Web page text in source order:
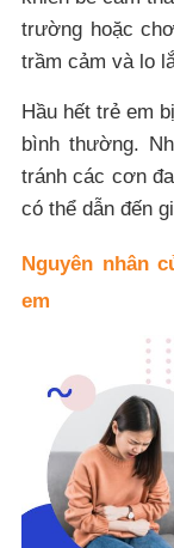
trường hoặc
trầm cảm và lo
Hầu hết trẻ em
bình thường.
tránh các cơn
có thể dẫn đến
Nguyên nhân
em